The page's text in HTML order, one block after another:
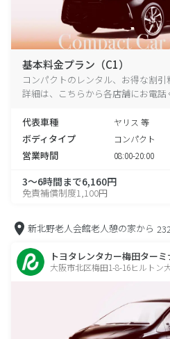
基本料金プラン（C1）
コンパクトのレンタル、お得な割
詳細は、こちらから各店舗にお電話
代表車種 ヤリス 等
ボディタイプ コンパクト
営業時間 08:00-20:00
3～6時間まで6,160円
免責補償制度1,100円
新北野老人会館老人憩の家から
トヨタレンタカー梅田ターミ
大阪市北区梅田1-8-16ヒルトン